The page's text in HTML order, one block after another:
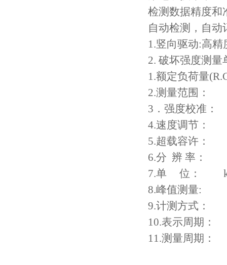
检测数据精度和
自动检测，自动
1.竖向驱动:高精
2. 破坏强度测量
1.额定负荷量
2.测量范围：
3 ．强度校准：
4.速度调节：
5.超载容许：
6.分 辨 率：
7.单 位：
8.峰值测量:
9.计测方式：
10.表示周期：
11.测量周期：